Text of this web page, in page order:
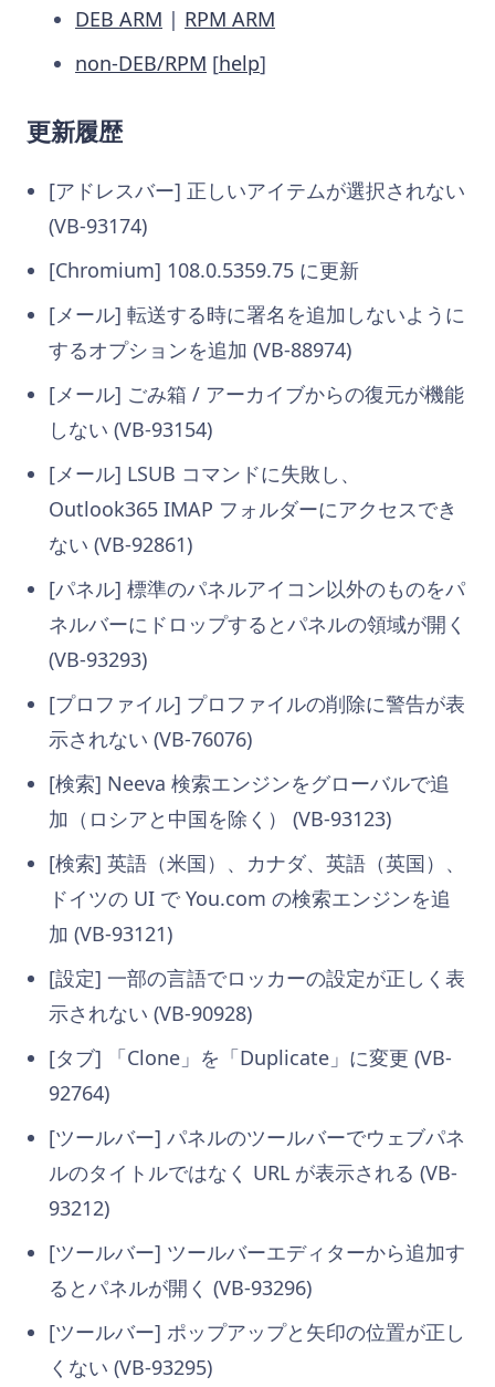
DEB ARM | RPM ARM
non-DEB/RPM [help]
更新履歴
[アドレスバー] 正しいアイテムが選択されない
(VB-93174)
[Chromium] 108.0.5359.75 に更新
[メール] 転送する時に署名を追加しないように
するオプションを追加 (VB-88974)
[メール] ごみ箱 / アーカイブからの復元が機能
しない (VB-93154)
[メール] LSUB コマンドに失敗し、
Outlook365 IMAP フォルダーにアクセスでき
ない (VB-92861)
[パネル] 標準のパネルアイコン以外のものをパ
ネルバーにドロップするとパネルの領域が開く
(VB-93293)
[プロファイル] プロファイルの削除に警告が表
示されない (VB-76076)
[検索] Neeva 検索エンジンをグローバルで追
加（ロシアと中国を除く） (VB-93123)
[検索] 英語（米国）、カナダ、英語（英国）、
ドイツの UI で You.com の検索エンジンを追
加 (VB-93121)
[設定] 一部の言語でロッカーの設定が正しく表
示されない (VB-90928)
[タブ] 「Clone」を「Duplicate」に変更 (VB-
92764)
[ツールバー] パネルのツールバーでウェブパネ
ルのタイトルではなく URL が表示される (VB-
93212)
[ツールバー] ツールバーエディターから追加す
るとパネルが開く (VB-93296)
[ツールバー] ポップアップと矢印の位置が正し
くない (VB-93295)